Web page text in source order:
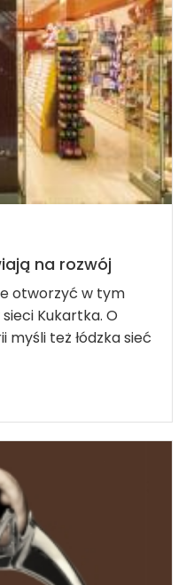
na rozwój
otworzyć w tym
Kukartka. O
myśli też łódzka sieć